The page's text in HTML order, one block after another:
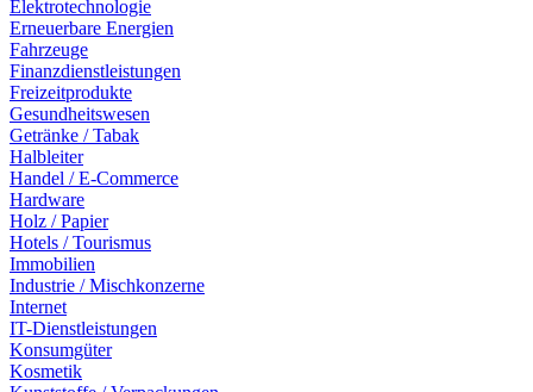
Elektrotechnologie
Erneuerbare Energien
Fahrzeuge
Finanzdienstleistungen
Freizeitprodukte
Gesundheitswesen
Getränke / Tabak
Halbleiter
Handel / E-Commerce
Hardware
Holz / Papier
Hotels / Tourismus
Immobilien
Industrie / Mischkonzerne
Internet
IT-Dienstleistungen
Konsumgüter
Kosmetik